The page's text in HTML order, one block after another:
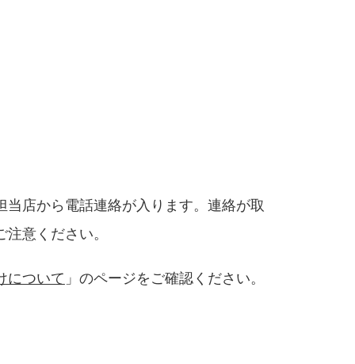
店から電話連絡が入ります。連絡が取
意ください。
について 」のページをご確認ください。